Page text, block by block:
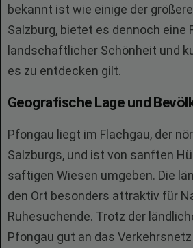
bekannt ist wie einige der
Salzburg, bietet es dennoch eine
landschaftlicher Schönheit und
es zu entdecken gilt.
Geografische Lage und
Pfongau liegt im Flachgau, der
Salzburgs, und ist von sanften
saftigen Wiesen umgeben. Die
den Ort besonders attraktiv für
Ruhesuchende. Trotz der
Pfongau gut an das